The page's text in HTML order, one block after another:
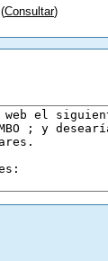
(Consultar)